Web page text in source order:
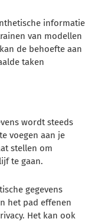
informatie
van modellen
de behoefte aan
taken
wordt steeds
voegen aan je
stellen om
te gaan.
gegevens
het pad effenen
Het kan ook